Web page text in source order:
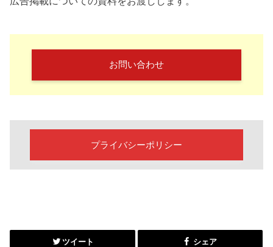
お問い合わせ
プライバシーポリシー
ツイート シェア